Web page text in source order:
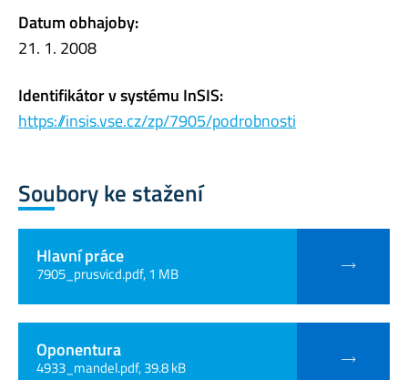
Datum obhajoby:
21. 1. 2008
Identifikátor v systému InSIS:
https://insis.vse.cz/zp/7905/podrobnosti
Soubory ke stažení
Hlavní práce
7905_prusvicd.pdf, 1 MB
Oponentura
4933_mandel.pdf, 39.8 kB